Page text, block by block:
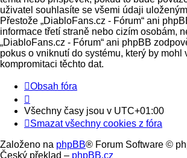
uživatel souhlasíte se všemi údaji
Přestože „DiabloFans.cz - Fórum“ ani
informace třetí straně nebo cizím osobám,
„DiabloFans.cz - Fórum“ ani phpBB
pokus o vniknutí do systému, který by mohl
kompromitaci těchto dat.
Obsah fóra
Všechny časy jsou v UTC+01:00
Smazat všechny cookies z fóra
Založeno na phpBB® Forum Software ©
Český překlad – phpBB.cz